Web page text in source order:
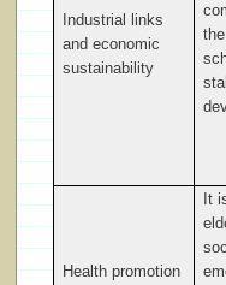
Industrial links
and economic
sustainability
Health promotion
It